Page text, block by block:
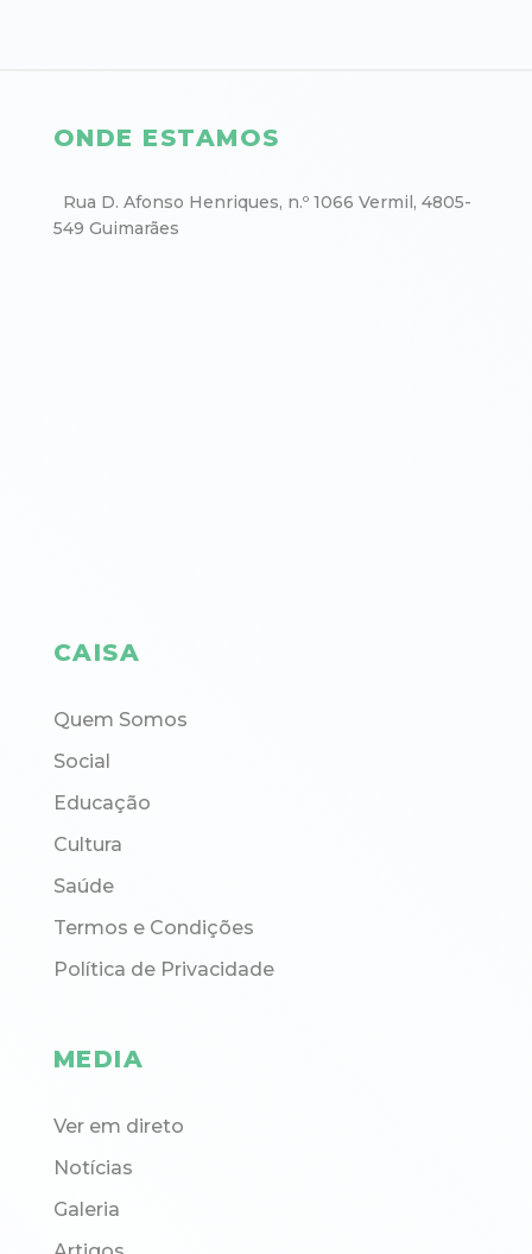
ONDE ESTAMOS
Rua D. Afonso Henriques, n.º 1066 Vermil, 4805-
549 Guimarães
CAISA
Quem Somos
Social
Educação
Cultura
Saúde
Termos e Condições
Política de Privacidade
MEDIA
Ver em direto
Notícias
Galeria